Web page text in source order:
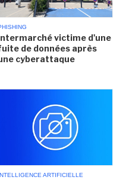
victime d'une
de données après
cyberattaque
ARTIFICIELLE